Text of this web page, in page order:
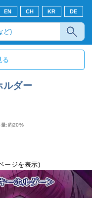
EN CH KR DE
る
ルダー
:約20%
ージを表示)